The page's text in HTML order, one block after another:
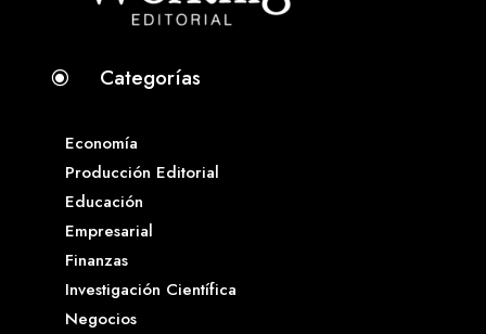
\ Categorías
Economía
Producción Editorial
Educación
Empresarial
Finanzas
Investigación Científica
Negocios